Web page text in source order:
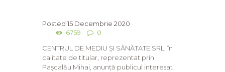
15 Decembrie 2020
6759
0
CENTRUL DE MEDIU ȘI SĂNĂTATE SRL, în
calitate de titular, reprezentat prin
Pașcalău Mihai, anunță publicul interesat